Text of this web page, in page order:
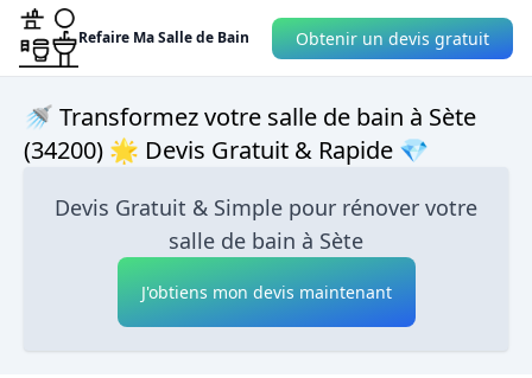
Refaire Ma Salle de Bain Obtenir un devis gratuit
🚿 Transformez votre salle de bain à Sète
(34200) 🌟 Devis Gratuit & Rapide 💎
Devis Gratuit & Simple pour rénover votre
salle de bain à Sète
J'obtiens mon devis maintenant